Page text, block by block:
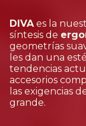
DIVAes la
síntesis de
geometrías
les dan una
tendencias
accesorios
las exigencias
grande.